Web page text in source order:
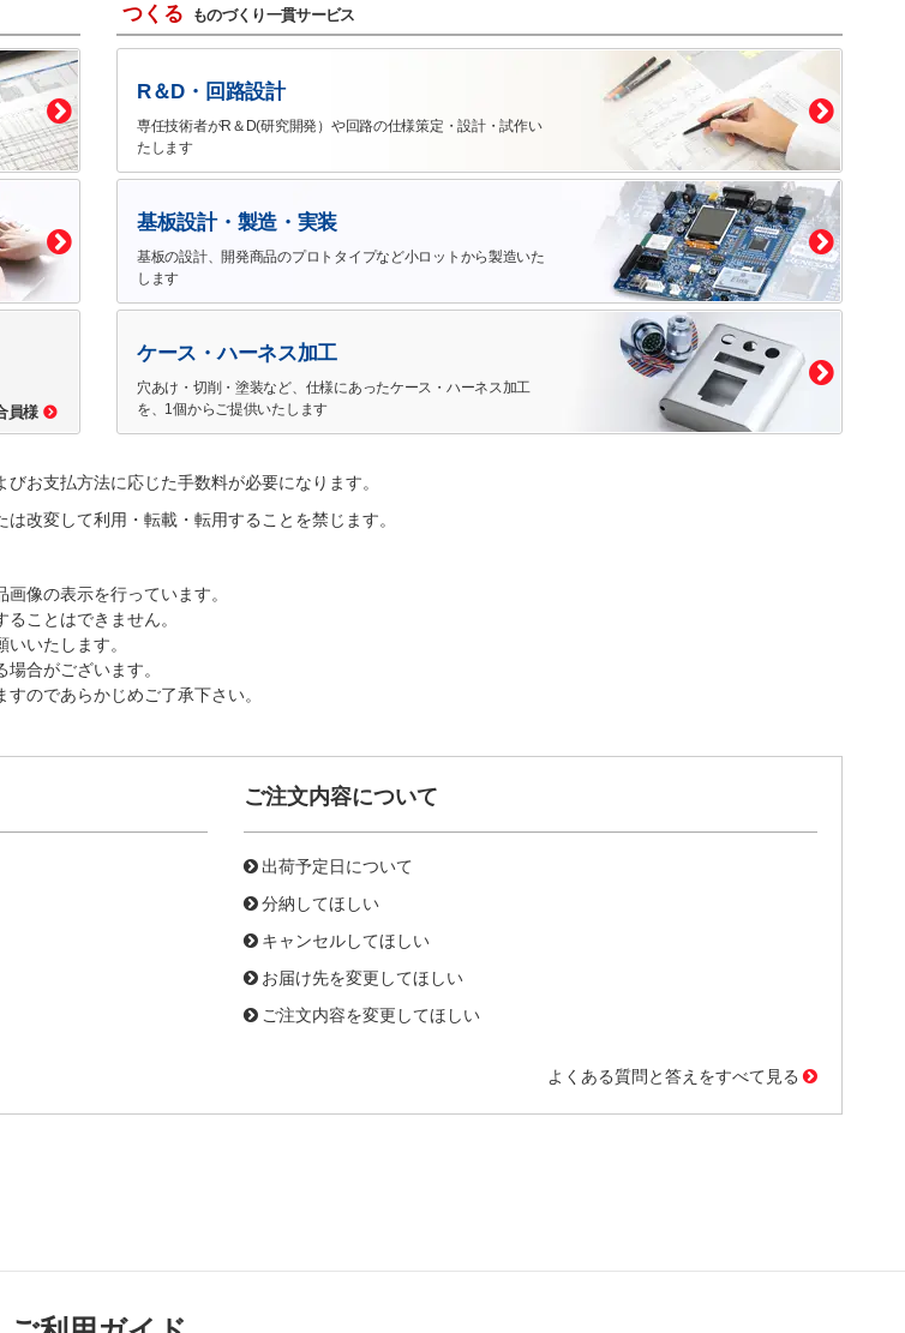
員様
つくる ものづくり一貫サービス
R＆D・回路設計
専任技術者がR＆D(研究開発）や回路の仕様策定・設計・試作い
たします
基板設計・製造・実装
基板の設計、開発商品のプロトタイプなど小ロットから製造いた
します
ケース・ハーネス加工
穴あけ・切削・塗装など、仕様にあったケース・ハーネス加工
を、1個からご提供いたします
お支払方法に応じた手数料が必要になります。
改変して利用・転載・転用することを禁じます。
像の表示を行っています。
ことはできません。
いたします。
合がございます。
のであらかじめご了承下さい。
ご注文内容について
出荷予定日について
分納してほしい
キャンセルしてほしい
お届け先を変更してほしい
ご注文内容を変更してほしい
よくある質問と答えをすべて見る